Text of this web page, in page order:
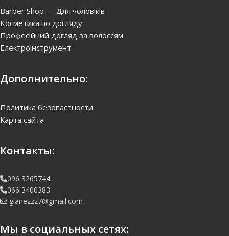
Barber Shop — Для чоловіків
Kосметика по догляду
Професійний догляд за волоссям
Електроінструмент
Дополнительно:
Политика безопастности
Карта сайта
Контакты:
096 3265744
066 3400383
glanezzz7@gmail.com
Мы в социальных сетях: